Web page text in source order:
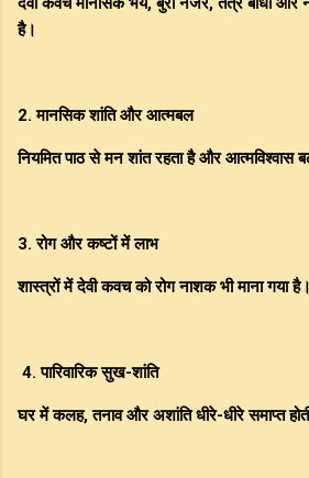
है।
2. मानसिक शांति और आत्मबल
नियमित पाठ से मन शांत रहता है और आत्मविश्वास
3. रोग और कष्टों में लाभ
शास्त्रों में देवी कवच को रोग नाशक भी माना गया है।
4. पारिवारिक सुख-शांति
घर में कलह, तनाव और अशांति धीरे-धीरे समाप्त